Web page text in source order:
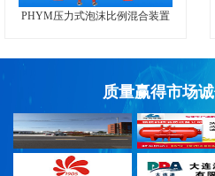
PHYM压力式泡沫比例混合装置
质量赢得市场